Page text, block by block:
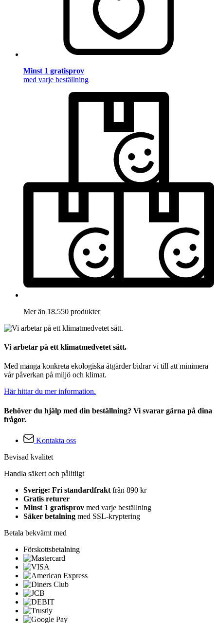
Minst 1 gratisprov
med varje beställning
Mer än 18.550 produkter
Vi arbetar på ett klimatmedvetet sätt.
Med många konkreta ekologiska åtgärder bidrar vi till att minimera
vår påverkan på miljö och klimat.
Här hittar du mer information.
Behöver du hjälp med din beställning? Vi svarar gärna på dina
frågor.
Kontakta oss
Bevisad kvalitet
Handla säkert och pålitligt
Sverige: Fri standardfrakt från 890 kr
Gratis returer
Minst 1 gratisprov med varje beställning
Säker betalning med SSL-kryptering
Betala bekvämt med
Förskottsbetalning